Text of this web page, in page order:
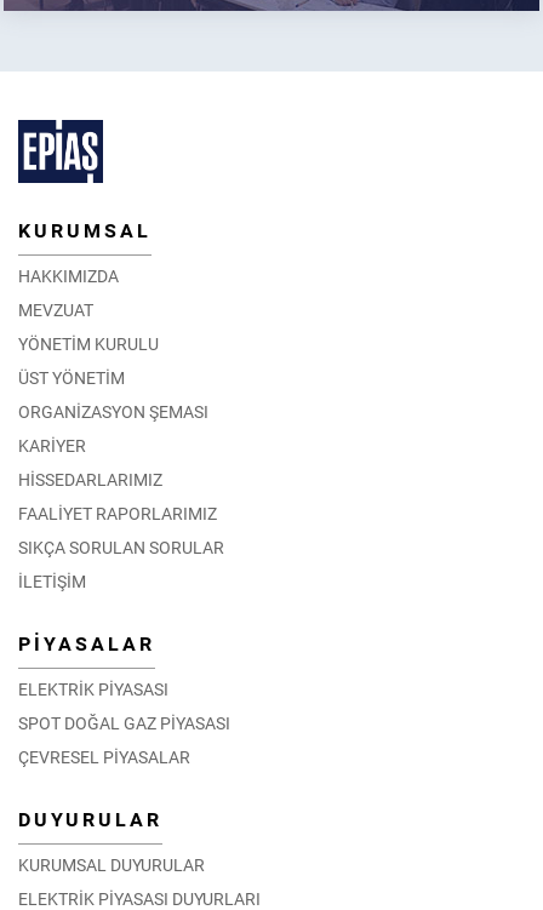
KURUMSAL
HAKKIMIZDA
MEVZUAT
YÖNETİM KURULU
ÜST YÖNETİM
ORGANİZASYON ŞEMASI
KARİYER
HİSSEDARLARIMIZ
FAALİYET RAPORLARIMIZ
SIKÇA SORULAN SORULAR
İLETİŞİM
PİYASALAR
ELEKTRİK PİYASASI
SPOT DOĞAL GAZ PİYASASI
ÇEVRESEL PİYASALAR
DUYURULAR
KURUMSAL DUYURULAR
ELEKTRİK PİYASASI DUYURLARI